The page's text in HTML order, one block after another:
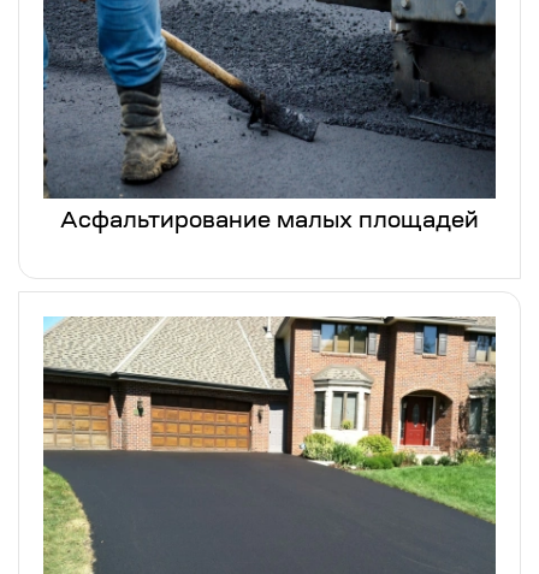
Асфальтирование малых площадей